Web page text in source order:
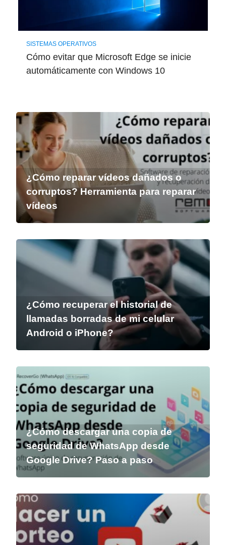
SISTEMAS OPERATIVOS
Cómo evitar que Microsoft Edge se inicie
automáticamente con Windows 10
¿Cómo reparar vídeos dañados o
corruptos? Herramienta para reparar
vídeos
¿Cómo recuperar el historial de
llamadas borradas de mi celular
Android o iPhone?
¿Cómo descargar una copia de
seguridad de WhatsApp desde
Google Drive? Paso a paso